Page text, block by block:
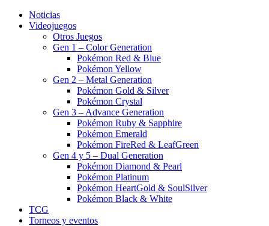
Noticias
Videojuegos
Otros Juegos
Gen 1 – Color Generation
Pokémon Red & Blue
Pokémon Yellow
Gen 2 – Metal Generation
Pokémon Gold & Silver
Pokémon Crystal
Gen 3 – Advance Generation
Pokémon Ruby & Sapphire
Pokémon Emerald
Pokémon FireRed & LeafGreen
Gen 4 y 5 – Dual Generation
Pokémon Diamond & Pearl
Pokémon Platinum
Pokémon HeartGold & SoulSilver
Pokémon Black & White
TCG
Torneos y eventos